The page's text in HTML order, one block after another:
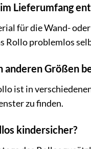
Lieferumfang
für die Wand-
Rollo problemlos
anderen Größen
ist in
zu finden.
kindersicher?